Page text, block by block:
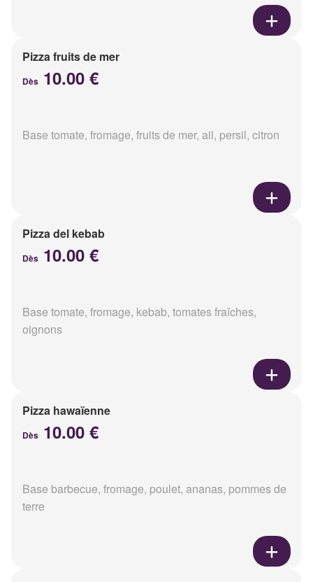
Pizza fruits de mer
Dès 10.00 €
Base tomate, fromage, fruits de mer, ail, persil, citron
Pizza del kebab
Dès 10.00 €
Base tomate, fromage, kebab, tomates fraîches,
oignons
Pizza hawaïenne
Dès 10.00 €
Base barbecue, fromage, poulet, ananas, pommes de
terre